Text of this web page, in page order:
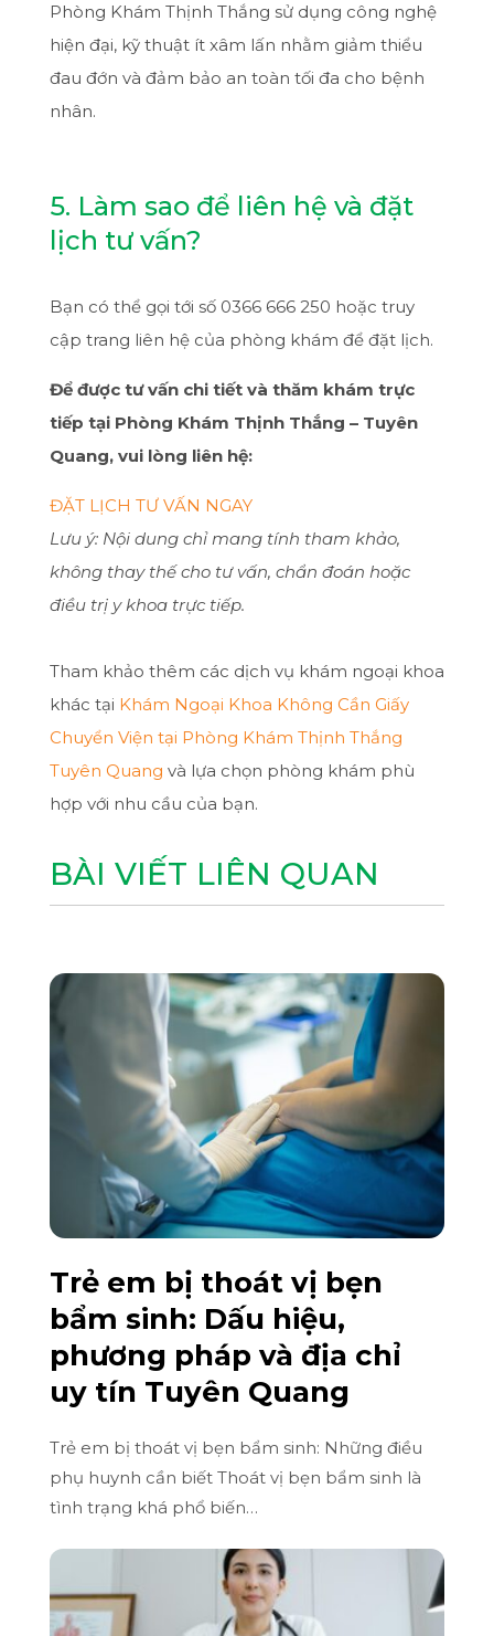
Phòng Khám Thịnh Thắng sử dụng công nghệ
hiện đại, kỹ thuật ít xâm lấn nhằm giảm thiểu
đau đớn và đảm bảo an toàn tối đa cho bệnh
nhân.
5. Làm sao để liên hệ và đặt
lịch tư vấn?
Bạn có thể gọi tới số 0366 666 250 hoặc truy
cập trang liên hệ của phòng khám để đặt lịch.
Để được tư vấn chi tiết và thăm khám trực
tiếp tại Phòng Khám Thịnh Thắng – Tuyên
Quang, vui lòng liên hệ:
ĐẶT LỊCH TƯ VẤN NGAY
Lưu ý: Nội dung chỉ mang tính tham khảo,
không thay thế cho tư vấn, chẩn đoán hoặc
điều trị y khoa trực tiếp.
Tham khảo thêm các dịch vụ khám ngoại khoa
khác tại Khám Ngoại Khoa Không Cần Giấy
Chuyển Viện tại Phòng Khám Thịnh Thắng
Tuyên Quang và lựa chọn phòng khám phù
hợp với nhu cầu của bạn.
BÀI VIẾT LIÊN QUAN
Trẻ em bị thoát vị bẹn
bẩm sinh: Dấu hiệu,
phương pháp và địa chỉ
uy tín Tuyên Quang
Trẻ em bị thoát vị bẹn bẩm sinh: Những điều
phụ huynh cần biết Thoát vị bẹn bẩm sinh là
tình trạng khá phổ biến…